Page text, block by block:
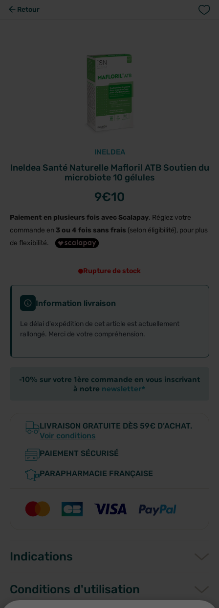
Retour
INELDEA
Ineldea Santé Naturelle Mafloril ATB Soutien du
microbiote 10 gélules
9€10
Paiement en plusieurs fois avec Scalapay. Réglez votre
commande en 3 ou 4 fois sans frais (selon éligibilité), pour plus
de flexibilité.
Rupture de stock
Information livraison
Le délai d'expédition de cet article est actuellement
rallongé. Merci de votre compréhension.
-10% sur votre 1ère commande en vous inscrivant
à notre newsletter*
LIVRAISON GRATUITE DÈS 59€ D’ACHAT.
Voir conditions
PAIEMENT SÉCURISÉ
PARAPHARMACIE FRANÇAISE
Indications
Conditions d'utilisation